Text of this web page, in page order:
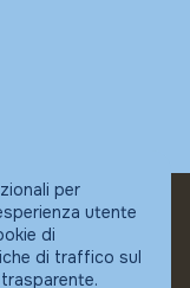
per
utente
di
di traffico sul